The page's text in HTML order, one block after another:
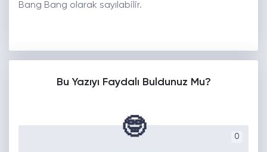
Bang Bang olarak sayılabilir.
Bu Yazıyı Faydalı Buldunuz Mu?
0
🤓